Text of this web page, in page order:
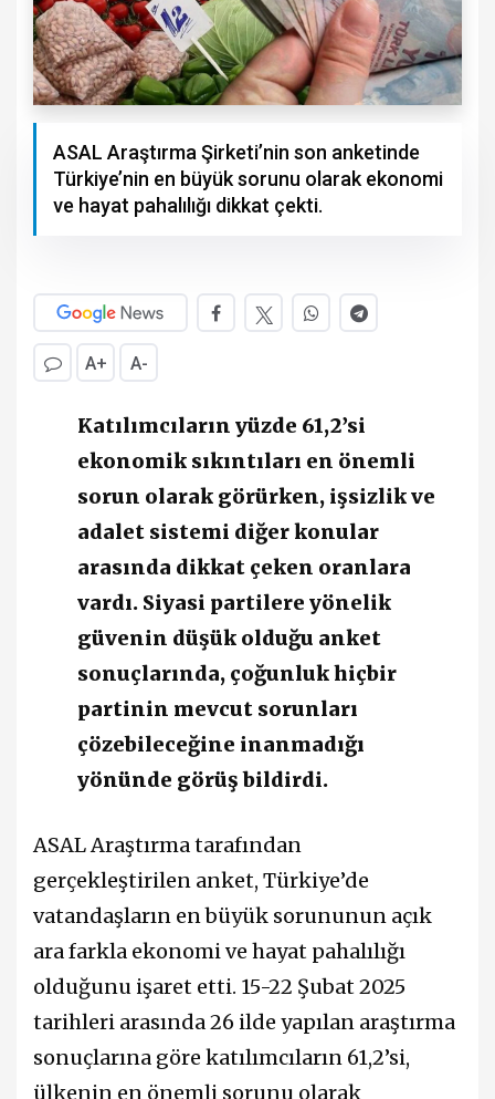
ASAL Araştırma Şirketi’nin son anketinde
Türkiye’nin en büyük sorunu olarak ekonomi
ve hayat pahalılığı dikkat çekti.
A+ A-
Katılımcıların yüzde 61,2’si
ekonomik sıkıntıları en önemli
sorun olarak görürken, işsizlik ve
adalet sistemi diğer konular
arasında dikkat çeken oranlara
vardı. Siyasi partilere yönelik
güvenin düşük olduğu anket
sonuçlarında, çoğunluk hiçbir
partinin mevcut sorunları
çözebileceğine inanmadığı
yönünde görüş bildirdi.
ASAL Araştırma tarafından
gerçekleştirilen anket, Türkiye’de
vatandaşların en büyük sorununun açık
ara farkla ekonomi ve hayat pahalılığı
olduğunu işaret etti. 15-22 Şubat 2025
tarihleri arasında 26 ilde yapılan araştırma
sonuçlarına göre katılımcıların 61,2’si,
ülkenin en önemli sorunu olarak